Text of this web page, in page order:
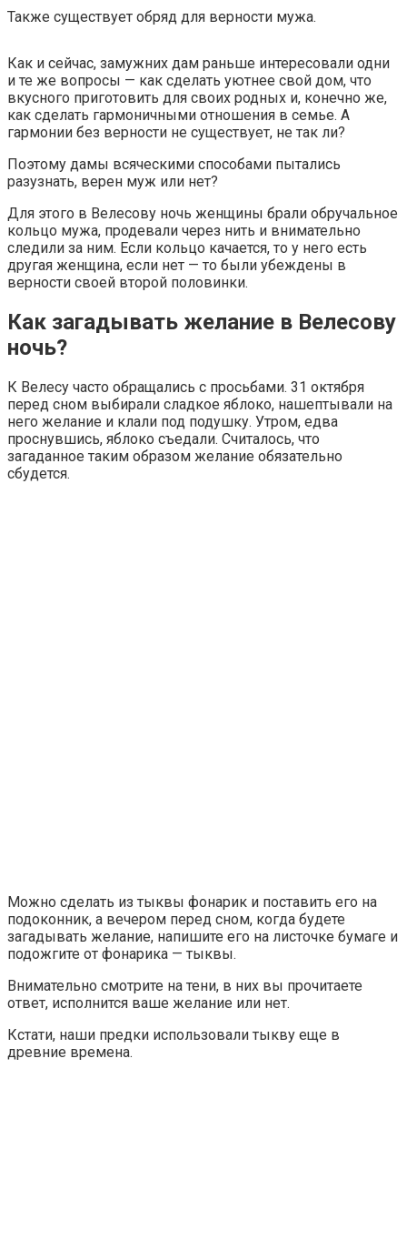
Также существует обряд для верности мужа.
Как и сейчас, замужних дам раньше интересовали одни
и те же вопросы — как сделать уютнее свой дом, что
вкусного приготовить для своих родных и, конечно же,
как сделать гармоничными отношения в семье. А
гармонии без верности не существует, не так ли?
Поэтому дамы всяческими способами пытались
разузнать, верен муж или нет?
Для этого в Велесову ночь женщины брали обручальное
кольцо мужа, продевали через нить и внимательно
следили за ним. Если кольцо качается, то у него есть
другая женщина, если нет — то были убеждены в
верности своей второй половинки.
Как загадывать желание в Велесову
ночь?
К Велесу часто обращались с просьбами. 31 октября
перед сном выбирали сладкое яблоко, нашептывали на
него желание и клали под подушку. Утром, едва
проснувшись, яблоко съедали. Считалось, что
загаданное таким образом желание обязательно
сбудется.
Можно сделать из тыквы фонарик и поставить его на
подоконник, а вечером перед сном, когда будете
загадывать желание, напишите его на листочке бумаге и
подожгите от фонарика — тыквы.
Внимательно смотрите на тени, в них вы прочитаете
ответ, исполнится ваше желание или нет.
Кстати, наши предки использовали тыкву еще в
древние времена.